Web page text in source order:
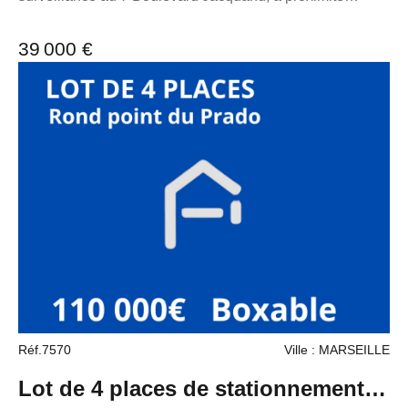
centenaire. Le box est très facilement électrifiable
Longueur 5m10 Largeur 2m60 hauteur 2m34 Hauteur
porte 2m Largeur porte 2m30 5m60 devant pour le
braquage. Charge : 16€:mois TF 184€ Extrêmement bien
situé. Non soumis au DPE Pour toutes demandes
sous la responsabilité éditoriale de M. loonis gahel,
mandataire indépendant en immobilier (sans détention de
immobilier pour le compte de la société France Proprio.
39 000 €
Réf.7570 Ville : MARSEILLE
Lot de 4 places de stationnement